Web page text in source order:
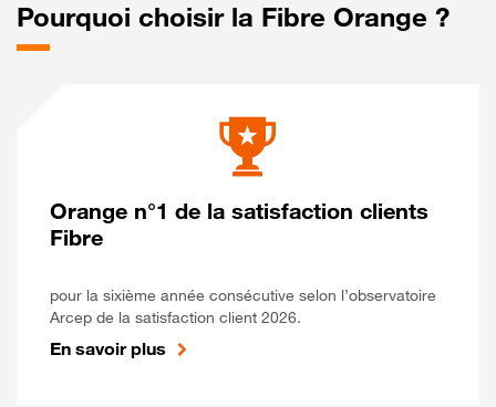
Pourquoi choisir la Fibre Orange ?
Orange n°1 de la satisfaction clients
Fibre
pour la sixième année consécutive selon l’observatoire
Arcep de la satisfaction client 2026.
En savoir plus